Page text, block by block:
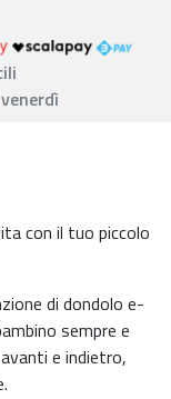
con il tuo piccolo
di dondolo e-
sempre e
e indietro,